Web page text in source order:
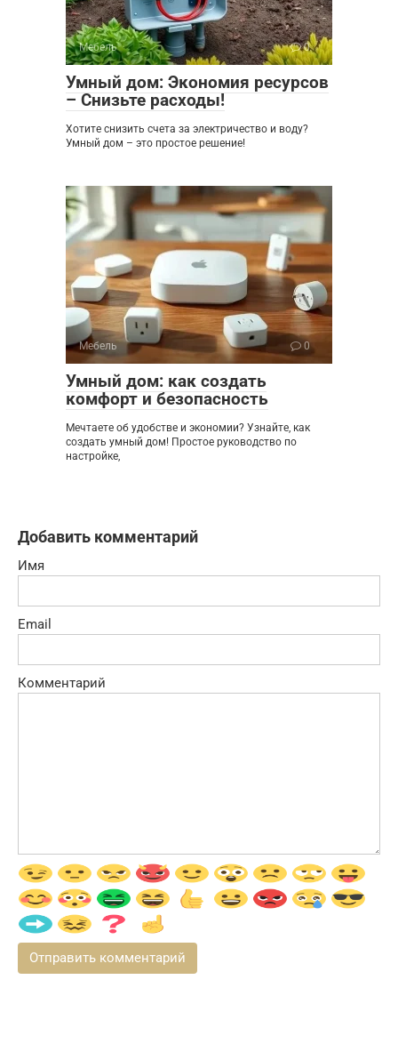
Мебель 0
Умный дом: Экономия ресурсов
– Снизьте расходы!
Хотите снизить счета за электричество и воду?
Умный дом – это простое решение!
Мебель 0
Умный дом: как создать
комфорт и безопасность
Мечтаете об удобстве и экономии? Узнайте, как
создать умный дом! Простое руководство по
настройке,
Добавить комментарий
Имя
Email
Комментарий